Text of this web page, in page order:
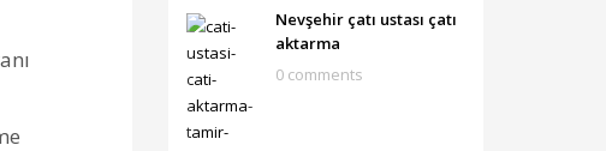
Nevşehir çatı ustası çatı
aktarma
0 comments